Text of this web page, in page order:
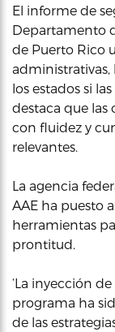
El informe de
Departamento
de Puerto Rico
administrativas,
los estados si
destaca que las
con fluidez y
relevantes.
La agencia
AAE ha puesto
herramientas
prontitud.
‘La inyección
programa ha
de las